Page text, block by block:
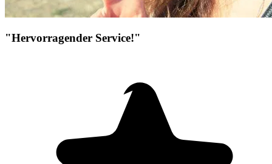
"Hervorragender Service!"